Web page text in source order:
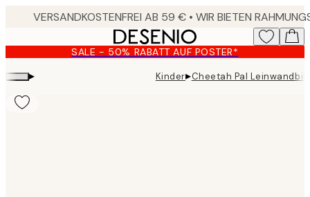
content.
SALE - 50% RABATT AUF POSTER*
▸ Kinder▸Cheetah Pal